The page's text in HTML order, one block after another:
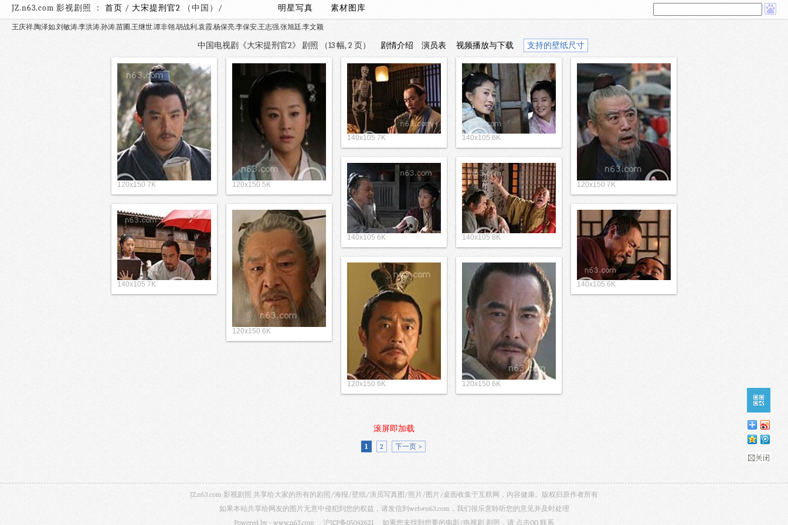
JZ.n63.com 影视剧照 ： 首页 / 大宋提刑官2 （中国）/ 明星写真 素材图库
王庆祥.陶泽如.刘敏涛.李洪涛.孙涛.苗圃.王继世.谭非翎.胡战利.袁霞.杨保亮.李保安.王志强.张旭廷.李文颖
中国电视剧《大宋提刑官2》 剧照 （13 幅, 2 页） 剧情介绍 演员表 视频播放与下载 支持的壁纸尺寸
120x150 7K 120x150 5K
140x105 7K 140x105 6K
120x150 7K
140x105 6K 140x105 8K
140x105 7K
120x150 6K
140x105 6K
120x150 6K 120x150 6K
滚屏即加载
1 2 下一页 >
JZ.n63.com 影视剧照 共享给大家的所有的剧照/海报/壁纸/演员写真图/照片/图片/桌面收集于互联网，内容健康。版权归原作者所有
如果本站共享给网友的图片无意中侵犯到您的权益，请发信到web#n63.com，我们很乐意聆听您的意见并及时处理
Powered by - www.n63.com 沪ICP备05042621 如果您未找到想要的电影/电视剧 剧照，请 点击QQ 联系